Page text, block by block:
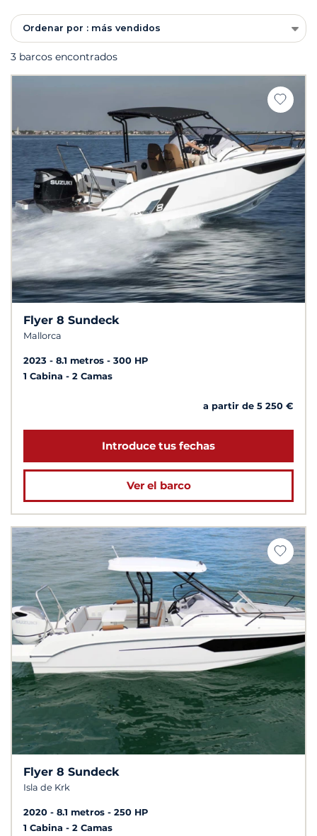
Ordenar por : más vendidos
3 barcos encontrados
Flyer 8 Sundeck
Mallorca
2023 8.1 metros
300 HP
1 Cabina
2 Camas
a partir de 5 250 €
Introduce tus fechas
Ver el barco
Flyer 8 Sundeck
Isla de Krk
2020 8.1 metros
250 HP
1 Cabina
2 Camas